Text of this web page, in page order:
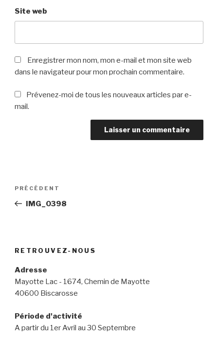
Site web
Enregistrer mon nom, mon e-mail et mon site web
dans le navigateur pour mon prochain commentaire.
Prévenez-moi de tous les nouveaux articles par e-
mail.
Navigation
l’article
Article
précédent
PRÉCÉDENT
IMG_0398
RETROUVEZ-NOUS
Adresse
Mayotte Lac - 1674, Chemin de Mayotte
40600 Biscarosse
Période d'activité
A partir du 1er Avril au 30 Septembre